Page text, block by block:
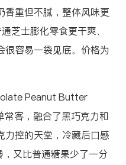
香重但不腻，整体风味更
芝士膨化零食更干爽、
很容易一袋见底。价格为
Peanut Butter
常客，融合了黑巧克力和
力控的天堂，冷藏后口感
又比普通糖果少了一分